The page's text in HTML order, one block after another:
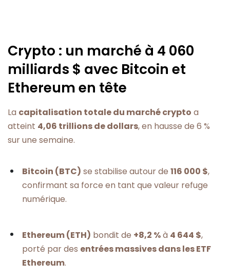
Crypto : un marché à 4 060
milliards $ avec Bitcoin et
Ethereum en tête
La capitalisation totale du marché crypto a
atteint 4,06 trillions de dollars, en hausse de 6 %
sur une semaine.
Bitcoin (BTC) se stabilise autour de 116 000 $,
confirmant sa force en tant que valeur refuge
numérique.
Ethereum (ETH) bondit de +8,2 %à 4 644 $,
porté par des entrées massives dans les ETF
Ethereum.